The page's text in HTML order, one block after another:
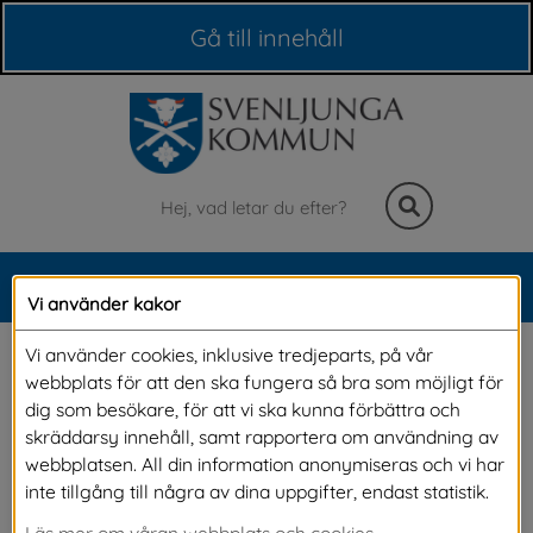
Gå till innehåll
Sök
Meny
2023-08-13 Roliga
aktiviteter på biblioteket
under sommaren
Vi använder kakor
Vi använder cookies, inklusive tredjeparts, på vår
webbplats för att den ska fungera så bra som möjligt för
dig som besökare, för att vi ska kunna förbättra och
skräddarsy innehåll, samt rapportera om användning av
webbplatsen. All din information anonymiseras och vi har
inte tillgång till några av dina uppgifter, endast statistik.